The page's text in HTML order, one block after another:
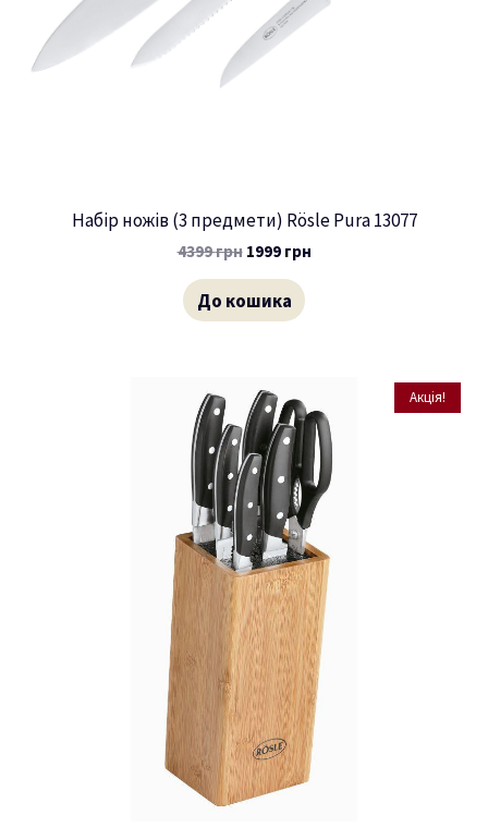
Набір ножів (3 предмети) Rösle Pura 13077
4399грн 1999 грн
До кошика
Акція!